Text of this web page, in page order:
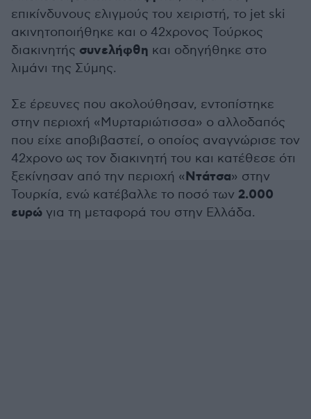
επικίνδυνους ελιγμούς του χειριστή, το jet ski
ακινητοποιήθηκε και ο 42χρονος Τούρκος
διακινητής συνελήφθη και οδηγήθηκε στο
λιμάνι της Σύμης.
Σε έρευνες που ακολούθησαν, εντοπίστηκε
στην περιοχή «Μυρταριώτισσα» ο αλλοδαπός
που είχε αποβιβαστεί, ο οποίος αναγνώρισε τον
42χρονο ως τον διακινητή του και κατέθεσε ότι
ξεκίνησαν από την περιοχή «Ντάτσα» στην
Τουρκία, ενώ κατέβαλλε το ποσό των 2.000
ευρώ για τη μεταφορά του στην Ελλάδα.